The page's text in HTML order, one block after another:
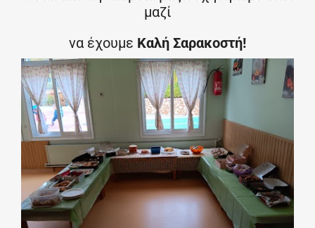
μαζί
να έχουμε Καλή Σαρακοστή!